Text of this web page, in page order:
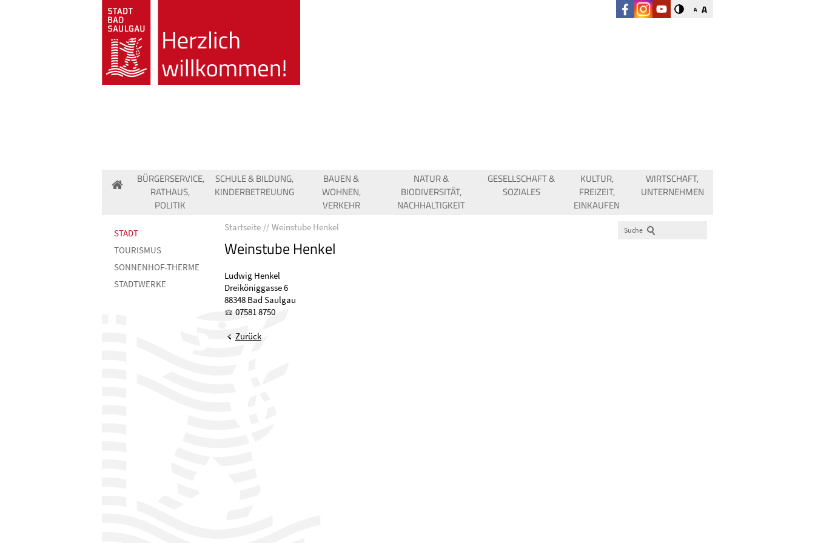
A A
BÜRGERSERVICE,
RATHAUS,
POLITIK
SCHULE & BILDUNG,
KINDERBETREUUNG
BAUEN &
WOHNEN,
VERKEHR
NATUR &
BIODIVERSITÄT,
NACHHALTIGKEIT
GESELLSCHAFT &
SOZIALES
KULTUR,
FREIZEIT,
EINKAUFEN
WIRTSCHAFT,
UNTERNEHMEN
STADT
TOURISMUS
SONNENHOF-THERME
STADTWERKE
Startseite Weinstube Henkel
Weinstube Henkel
Ludwig Henkel
Dreiköniggasse 6
88348 Bad Saulgau
07581 8750
Zurück
Suche